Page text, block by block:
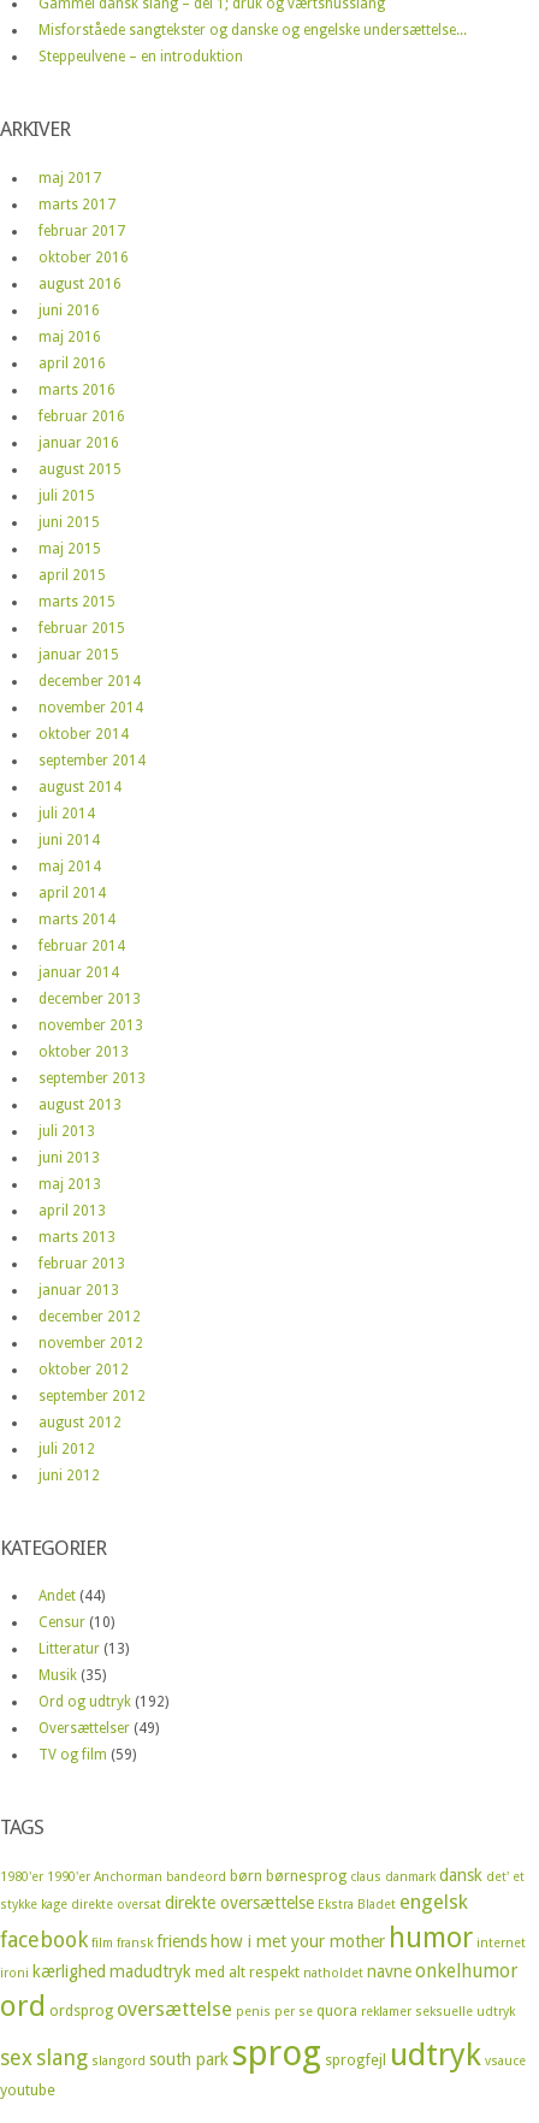
Misforståede sangtekster og danske og engelske undersættelse...
Steppeulvene – en introduktion
ARKIVER
maj 2017
marts 2017
februar 2017
oktober 2016
august 2016
juni 2016
maj 2016
april 2016
marts 2016
februar 2016
januar 2016
august 2015
juli 2015
juni 2015
maj 2015
april 2015
marts 2015
februar 2015
januar 2015
december 2014
november 2014
oktober 2014
september 2014
august 2014
juli 2014
juni 2014
maj 2014
april 2014
marts 2014
februar 2014
januar 2014
december 2013
november 2013
oktober 2013
september 2013
august 2013
juli 2013
juni 2013
maj 2013
april 2013
marts 2013
februar 2013
januar 2013
december 2012
november 2012
oktober 2012
september 2012
august 2012
juli 2012
juni 2012
KATEGORIER
Andet (44)
Censur (10)
Litteratur (13)
Musik (35)
Ord og udtryk (192)
Oversættelser (49)
TV og film (59)
TAGS
1980'er 1990'er Anchorman bandeord børn børnesprog claus danmark dansk det' et
stykke kage direkte oversat direkte oversættelse Ekstra Bladet engelsk
facebook film fransk friends how i met your mother humor internet
ironi kærlighed madudtryk med alt respekt natholdet navneonkelhumor
ord ordsprog oversættelse penis per se quora reklamer seksuelle udtryk
sexslang slangord south park sprog sprogfejl udtryk vsauce
youtube